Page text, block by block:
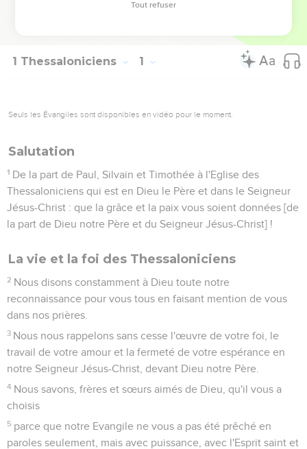
permission. All rights reserved worldwide.
1 Thessaloniciens 1
Seuls les Évangiles sont disponibles en vidéo pour le moment.
Salutation
1 De la part de Paul, Silvain et Timothée à l'Eglise des
Thessaloniciens qui est en Dieu le Père et dans le Seigneur
Jésus-Christ : que la grâce et la paix vous soient données [de
la part de Dieu notre Père et du Seigneur Jésus-Christ] !
La vie et la foi des Thessaloniciens
2 Nous disons constamment à Dieu toute notre
reconnaissance pour vous tous en faisant mention de vous
dans nos prières.
3 Nous nous rappelons sans cesse l'œuvre de votre foi, le
travail de votre amour et la fermeté de votre espérance en
notre Seigneur Jésus-Christ, devant Dieu notre Père.
4 Nous savons, frères et sœurs aimés de Dieu, qu'il vous a
choisis
5 parce que notre Evangile ne vous a pas été prêché en
paroles seulement, mais avec puissance, avec l'Esprit saint et
Tout refuser